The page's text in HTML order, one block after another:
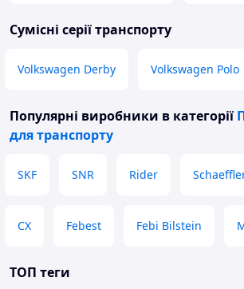
Сумісні серії транспорту
Volkswagen Derby Volkswagen Polo
Популярні виробники в категорії
для транспорту
SKF SNR Rider
CX Febest Febi Bilstein
ТОП теги